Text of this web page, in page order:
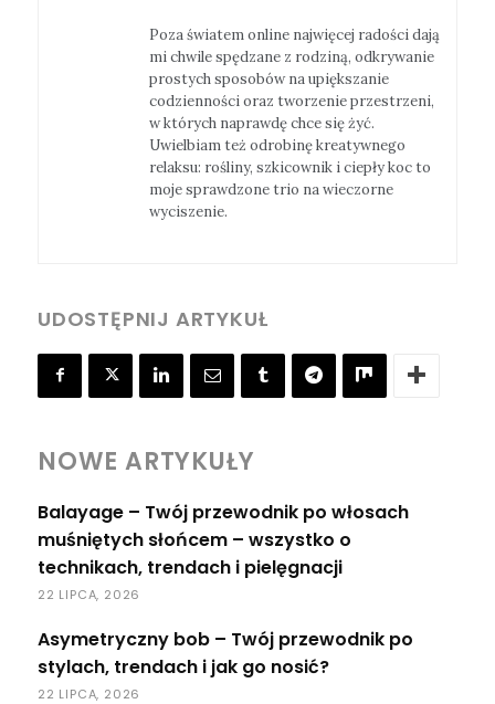
Poza światem online najwięcej radości dają
mi chwile spędzane z rodziną, odkrywanie
prostych sposobów na upiększanie
codzienności oraz tworzenie przestrzeni,
w których naprawdę chce się żyć.
Uwielbiam też odrobinę kreatywnego
relaksu: rośliny, szkicownik i ciepły koc to
moje sprawdzone trio na wieczorne
wyciszenie.
UDOSTĘPNIJ ARTYKUŁ
NOWE ARTYKUŁY
Balayage – Twój przewodnik po włosach
muśniętych słońcem – wszystko o
technikach, trendach i pielęgnacji
22 LIPCA, 2026
Asymetryczny bob – Twój przewodnik po
stylach, trendach i jak go nosić?
22 LIPCA, 2026